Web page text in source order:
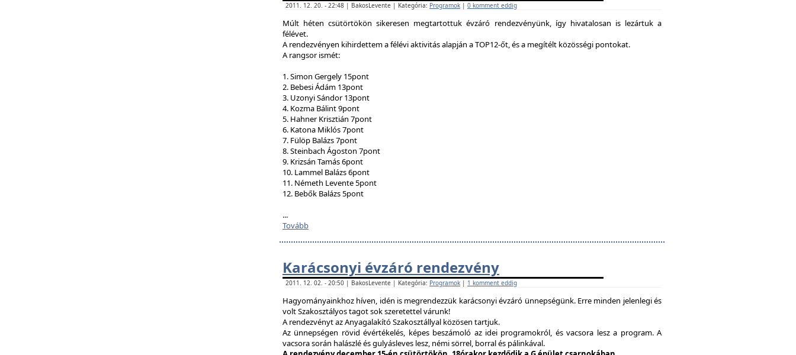
2011. 12. 20. - 22:48 | BakosLevente | Kategória: Programok | 0 komment eddig
Múlt héten csütörtökön sikeresen megtartottuk évzáró rendezvényünk, így hivatalosan is lezártuk a
félévet.
A rendezvényen kihirdettem a félévi aktivitás alapján a TOP12-őt, és a megítélt közösségi pontokat.
A rangsor ismét:
1. Simon Gergely 15pont
2. Bebesi Ádám 13pont
3. Uzonyi Sándor 13pont
4. Kozma Bálint 9pont
5. Hahner Krisztián 7pont
6. Katona Miklós 7pont
7. Fülöp Balázs 7pont
8. Steinbach Ágoston 7pont
9. Krizsán Tamás 6pont
10. Lammel Balázs 6pont
11. Németh Levente 5pont
12. Bebők Balázs 5pont
...
Tovább
Karácsonyi évzáró rendezvény
2011. 12. 02. - 20:50 | BakosLevente | Kategória: Programok | 1 komment eddig
Hagyományainkhoz híven, idén is megrendezzük karácsonyi évzáró ünnepségünk. Erre minden jelenlegi és
volt Szakosztályos tagot sok szeretettel várunk!
A rendezvényt az Anyagalakító Szakosztállyal közösen tartjuk.
Az ünnepségen rövid évértékelés, képes beszámoló az idei programokról, és vacsora lesz a program. A
vacsora során halászlé és gulyásleves lesz, némi sörrel, borral és pálinkával.